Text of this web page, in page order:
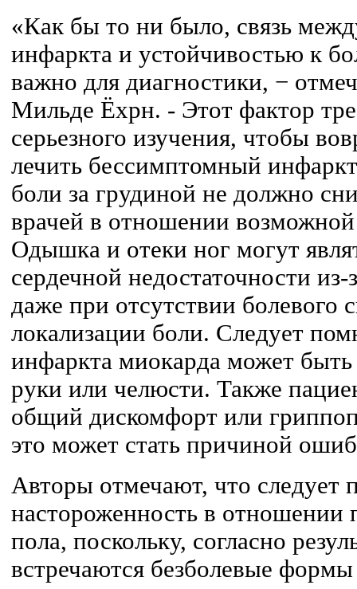
«Как бы то ни было, связь
инфаркта и устойчивостью к
важно для диагностики, −
Мильде Ёхрн. - Этот фактор
серьезного изучения, чтобы
лечить бессимптомный
боли за грудиной не должно
врачей в отношении
Одышка и отеки ног могут
сердечной недостаточности
даже при отсутствии болевого
локализации боли. Следует
инфаркта миокарда может
руки или челюсти. Также
общий дискомфорт или
это может стать причиной
Авторы отмечают, что следует
настороженность в отношении
пола, поскольку, согласно
встречаются безболевые